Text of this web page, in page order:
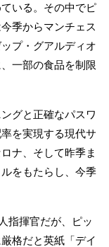
いる。その中でピ
季からマンチェス
プ・グアルディオ
一部の食品を制限
グと正確なパスワ
を実現する現代サ
ナ、そして昨季ま
をもたらし、今季
指揮官だが、ピッ
格だと英紙「デイ